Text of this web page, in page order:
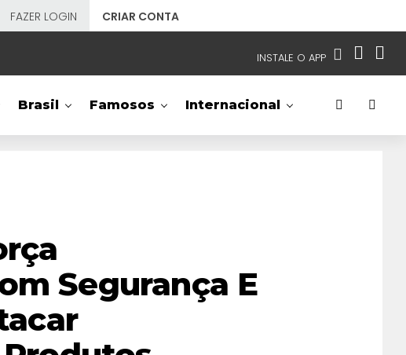
FAZER LOGIN CRIAR CONTA
INSTALE O APP
NOSSAS REDES APP TV SBT
Brasil Famosos Internacional
Segurança E